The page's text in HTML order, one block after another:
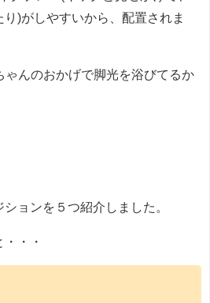
)がしやすいから、配置されま
んのおかげで脚光を浴びてるか
ョンを５つ紹介しました。
・・